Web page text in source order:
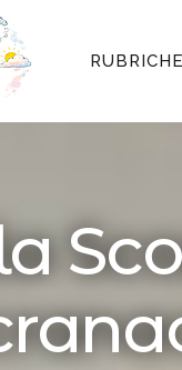
RUBRICHE